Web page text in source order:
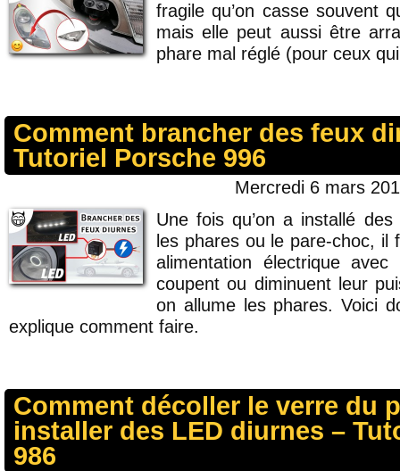
fragile qu’on casse souvent
mais elle peut aussi être
phare mal réglé (pour ceux
Comment brancher des feux
Tutoriel Porsche 996
Mercredi 6 mars
Une fois qu’on a installé
les phares ou le pare-choc, il
alimentation électrique
coupent ou diminuent leur
on allume les phares. Voici
explique comment faire.
Comment décoller le verre du
installer des LED diurnes –
986